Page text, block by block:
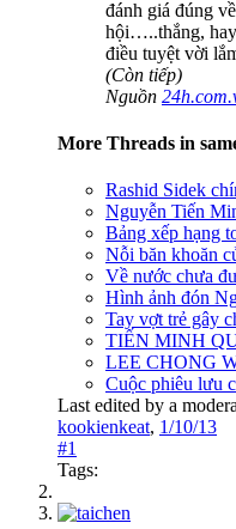
đánh giá đúng
hội…..thắng, hay
điều tuyệt vời
(Còn tiếp)
Nguồn
More Threads in
Rashid Sidek
Nguyễn Tiến
Bảng xếp hạng
Nỗi băn khoăn
Về nước chưa
Hình ảnh đón
Tay vợt trẻ gây
TIẾN MINH
LEE CHONG
Cuộc phiêu lưu
Last edited by a
kookienkeat, 1/10/13
#1
Tags: